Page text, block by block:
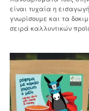
είναι τυχαία η
γνωρίσουμε και τα
σειρά καλλυντικών